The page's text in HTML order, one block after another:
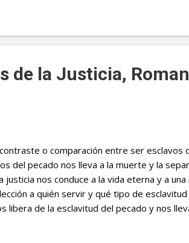
sólida. Cuando valoramos la presencia y
1:19 (NVI) La comunicación
En Santiago 1:19, se nos exhorta a s...
de la Justicia,
o comparación entre ser esclavos
del pecado nos lleva a la muerte y la
nos conduce a la vida eterna y a una
a quién servir y qué tipo de
libera de la esclavitud del pecado y nos